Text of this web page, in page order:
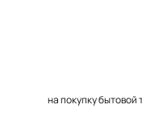
на покупку